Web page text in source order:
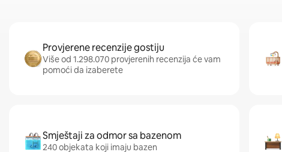
Provjerene recenzije gostiju
Više od 1.298.070 provjerenih recenzija će vam
pomoći da izaberete
Smještaji za odmor sa bazenom
240 objekata koji imaju bazen